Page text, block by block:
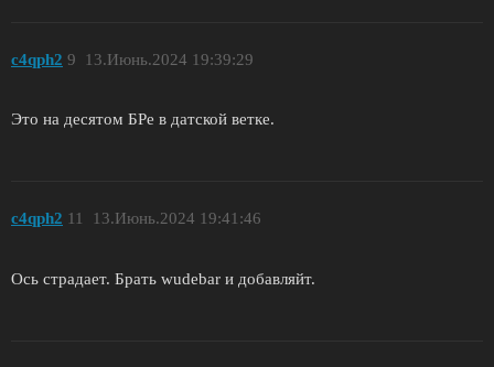
c4qph2 13.Июнь.2024 19:39:29
9
Это на десятом БРе в датской ветке.
c4qph2 13.Июнь.2024 19:41:46
11
Ось страдает. Брать wudebar и добавляйт.